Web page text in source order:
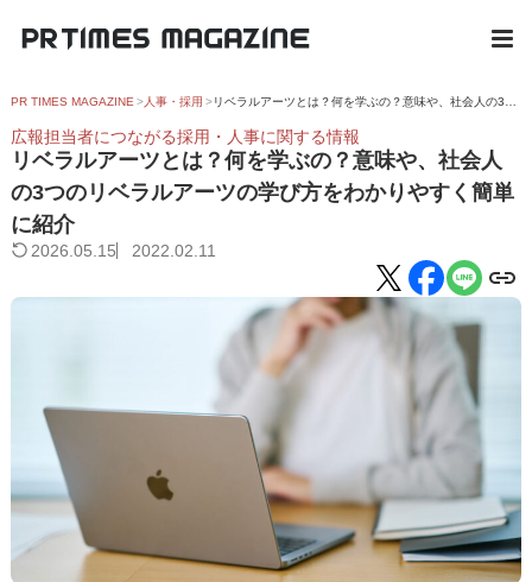
PR TIMES MAGAZINE 人事・採用
広報担当者につながる採用・人事に関する情報
リベラルアーツとは？何を学ぶの？意味や、社会人
の3つのリベラルアーツの学び方をわかりやすく簡単
に紹介
2026.05.15 2022.02.11